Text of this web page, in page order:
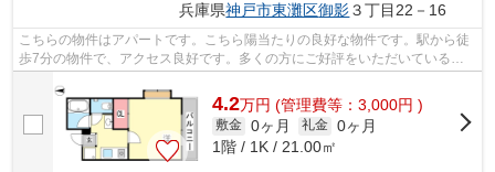
兵庫県神戸市東灘区御影３丁目22－16
こちらの物件はアパートです。こちら陽当たりの良好な物件です。駅から徒
歩7分の物件で、アクセス良好です。多くの方にご好評をいただいている、
4.2万円 (管理費等：3,000円 )
敷金 0ヶ月 礼金 0ヶ月
1階 / 1K / 21.00㎡